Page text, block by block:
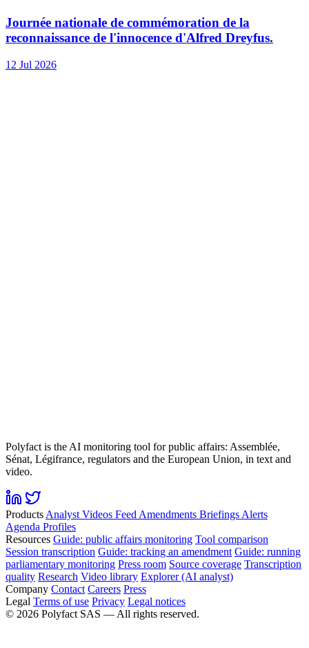
Journée nationale de commémoration de la
reconnaissance de l'innocence d'Alfred Dreyfus.
12 Jul 2026
Polyfact is the AI monitoring tool for public affairs: Assemblée,
Sénat, Légifrance, regulators and the European Union, in text and
video.
Products Analyst Videos Feed Amendments Briefings Alerts
Agenda Profiles
Resources Guide: public affairs monitoring Tool comparison
Session transcription Guide: tracking an amendment Guide: running
parliamentary monitoring Press room Source coverage Transcription
quality Research Video library Explorer (AI analyst)
Company Contact Careers Press
Legal Terms of use Privacy Legal notices
© 2026 Polyfact SAS — All rights reserved.